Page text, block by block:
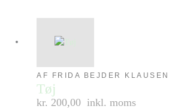
AF FRIDA BEJDER KLAUSEN
Tøj
kr. 200,00 inkl. moms